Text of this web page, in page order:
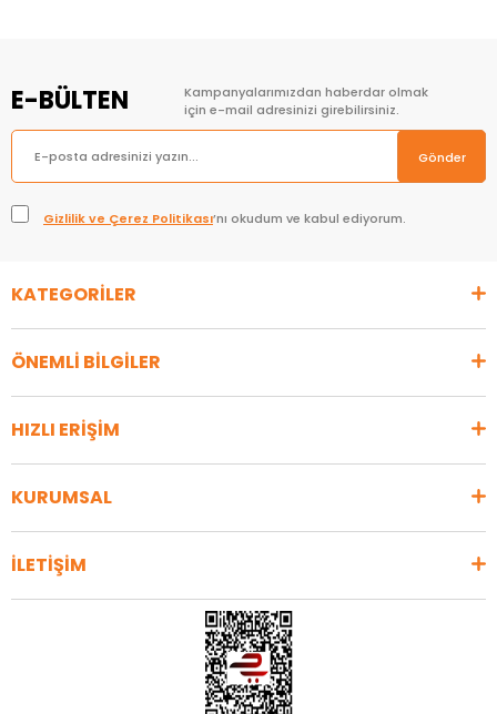
E-BÜLTEN
Kampanyalarımızdan haberdar olmak
için e-mail adresinizi girebilirsiniz.
Gönder
Gizlilik ve Çerez Politikası’nı okudum ve kabul ediyorum.
KATEGORİLER
ÖNEMLİ BİLGİLER
HIZLI ERİŞİM
KURUMSAL
İLETİŞİM